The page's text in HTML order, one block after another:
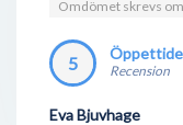
Omdömet skrevs
5 Recension
Eva Bjuvhage